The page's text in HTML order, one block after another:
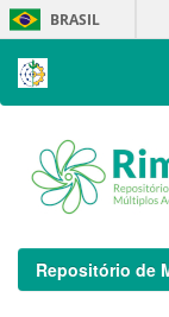
Skip
navigation
BRASIL
Repositório de